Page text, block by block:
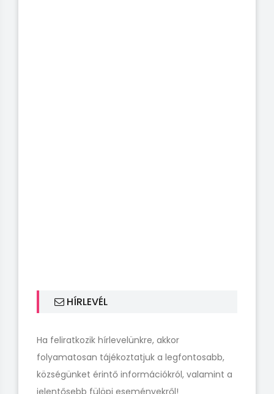
HÍRLEVÉL
Ha feliratkozik hírlevelünkre, akkor
folyamatosan tájékoztatjuk a legfontosabb,
községünket érintő információkról, valamint a
jelentősebb fülöpi eseményekről!